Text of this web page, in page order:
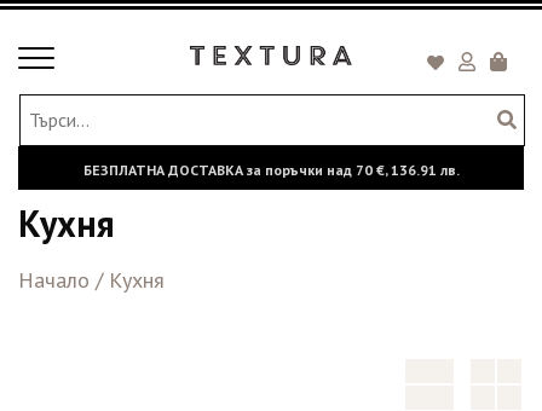
Toggle
БЕЗПЛАТНА ДОСТАВКА за поръчки над 70 €,136.91 лв.
Кухня
Начало / Кухня